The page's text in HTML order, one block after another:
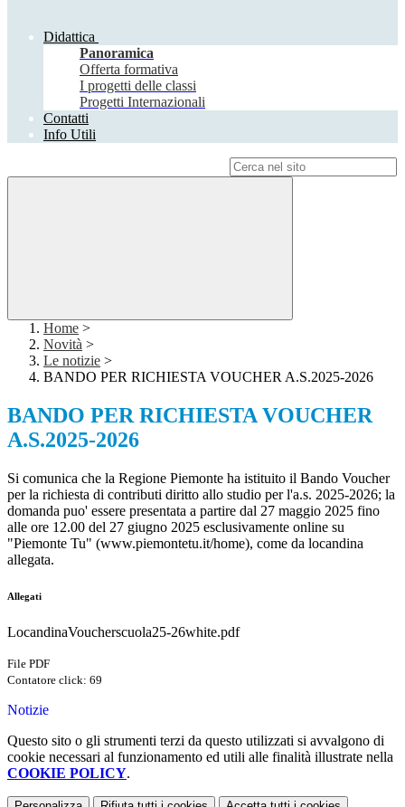
Didattica
Panoramica
Offerta formativa
I progetti delle classi
Progetti Internazionali
Contatti
Info Utili
Home >
Novità >
Le notizie >
BANDO PER RICHIESTA VOUCHER A.S.2025-2026
BANDO PER RICHIESTA VOUCHER
A.S.2025-2026
Si comunica che la Regione Piemonte ha istituito il Bando Voucher
per la richiesta di contributi diritto allo studio per l'a.s. 2025-2026; la
domanda puo' essere presentata a partire dal 27 maggio 2025 fino
alle ore 12.00 del 27 giugno 2025 esclusivamente online su
"Piemonte Tu" (www.piemontetu.it/home), come da locandina
allegata.
Allegati
LocandinaVoucherscuola25-26white.pdf
File PDF
Contatore click: 69
Notizie
Questo sito o gli strumenti terzi da questo utilizzati si avvalgono di
cookie necessari al funzionamento ed utili alle finalità illustrate nella
COOKIE POLICY.